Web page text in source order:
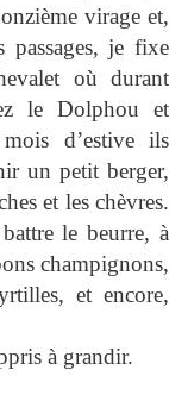
virage et,
je fixe
où durant
le Dolphou et
d’estive ils
un petit berger,
et les chèvres.
le beurre, à
champignons,
et encore,
à grandir.